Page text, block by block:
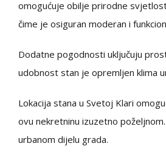
omogućuje obilje prirodne
čime je osiguran moderan i
Dodatne pogodnosti uključuju
udobnost stan je opremljen klima
Lokacija stana u Svetoj Klari
ovu nekretninu izuzetno
urbanom dijelu grada.